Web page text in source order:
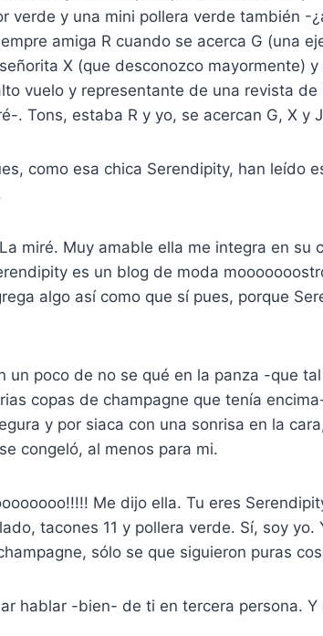
verde y una mini pollera verde también -
amiga R cuando se acerca G (una
X (que desconozco mayormente)
vuelo y representante de una revista
. Tons, estaba R y yo, se acercan G, X y
como esa chica Serendipity, han leído
miré. Muy amable ella me integra en su
es un blog de moda
algo así como que sí pues, porque
un poco de no se qué en la panza -que
copas de champagne que tenía
y por siaca con una sonrisa en la
congeló, al menos para mi.
Me dijo ella. Tu eres
tacones 11 y pollera verde. Sí, soy yo.
sólo se que siguieron puras
hablar -bien- de ti en tercera persona.